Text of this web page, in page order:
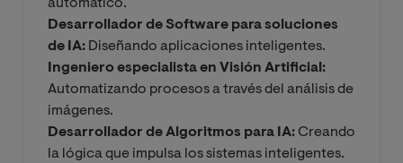
automático.
Desarrollador de Software para soluciones
de IA:Diseñando aplicaciones inteligentes.
Ingeniero especialista en Visión Artificial:
Automatizando procesos a través del análisis de
imágenes.
Desarrollador de Algoritmos para IA:Creando
la lógica que impulsa los sistemas inteligentes.